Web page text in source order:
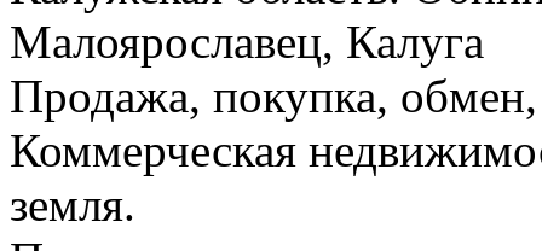
Малоярославец, Калуга
Продажа, покупка, обмен,
Коммерческая
земля.